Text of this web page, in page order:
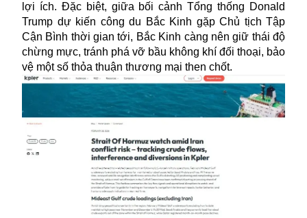
lợi ích. Đặc biệt, giữa bối cảnh Tổng thống Donald
Trump dự kiến công du Bắc Kinh gặp Chủ tịch Tập
Cận Bình thời gian tới, Bắc Kinh càng nên giữ thái độ
chừng mực, tránh phá vỡ bầu không khí đối thoại, bảo
vệ một số thỏa thuận thương mại then chốt.